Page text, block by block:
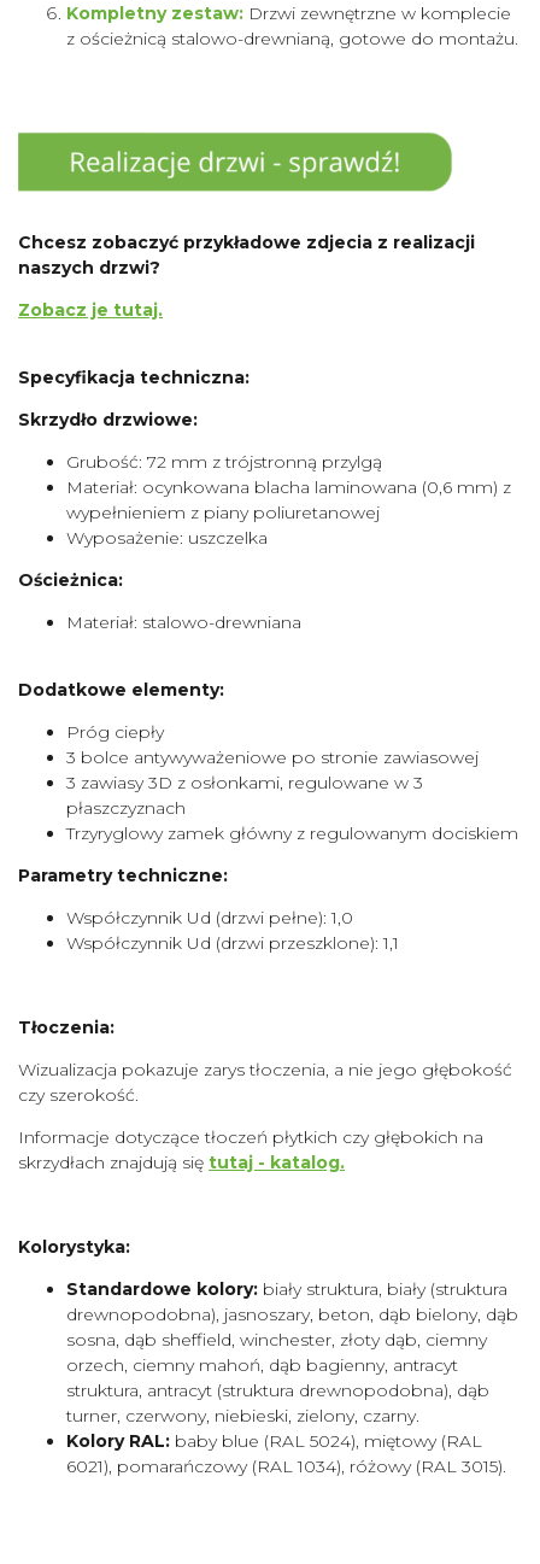
Kompletny zestaw: Drzwi zewnętrzne w komplecie
z ościeżnicą stalowo-drewnianą, gotowe do montażu.
Chcesz zobaczyć przykładowe zdjecia z realizacji
naszych drzwi?
Zobacz je tutaj.
Specyfikacja techniczna:
Skrzydło drzwiowe:
Grubość: 72 mm z trójstronną przylgą
Materiał: ocynkowana blacha laminowana (0,6 mm) z
wypełnieniem z piany poliuretanowej
Wyposażenie: uszczelka
Ościeżnica:
Materiał: stalowo-drewniana
Dodatkowe elementy:
Próg ciepły
3 bolce antywyważeniowe po stronie zawiasowej
3 zawiasy 3D z osłonkami, regulowane w 3
płaszczyznach
Trzyryglowy zamek główny z regulowanym dociskiem
Parametry techniczne:
Współczynnik Ud (drzwi pełne): 1,0
Współczynnik Ud (drzwi przeszklone): 1,1
Tłoczenia:
Wizualizacja pokazuje zarys tłoczenia, a nie jego głębokość
czy szerokość.
Informacje dotyczące tłoczeń płytkich czy głębokich na
skrzydłach znajdują się tutaj - katalog.
Kolorystyka:
Standardowe kolory: biały struktura, biały (struktura
drewnopodobna), jasnoszary, beton, dąb bielony, dąb
sosna, dąb sheffield, winchester, złoty dąb, ciemny
orzech, ciemny mahoń, dąb bagienny, antracyt
struktura, antracyt (struktura drewnopodobna), dąb
turner, czerwony, niebieski, zielony, czarny.
Kolory RAL: baby blue (RAL 5024), miętowy (RAL
6021), pomarańczowy (RAL 1034), różowy (RAL 3015).